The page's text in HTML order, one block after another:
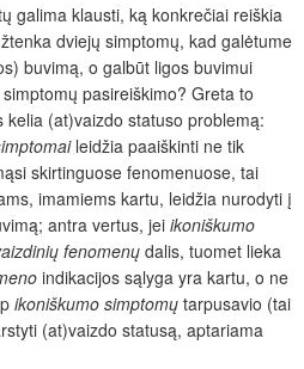
galima klausti, ką konkrečiai reiškia
dviejų simptomų, kad galėtume
buvimą, o galbūt ligos buvimui
pasireiškimo? Greta to
(at)vaizdo statuso problemą:
leidžia paaiškinti ne tik
skirtinguose fenomenuose, tai
imamiems kartu, leidžia nurodyti į
antra vertus, jeiikoniškumo
fenomenų dalis, tuomet lieka
indikacijos sąlyga yra kartu, o ne
ikoniškumo simptomų tarpusavio (tai
(at)vaizdo statusą, aptariama